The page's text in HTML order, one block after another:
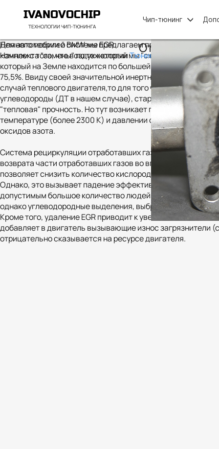
IVANOVOCHIP
ТЕХНОЛОГИИ ЧИП-ТЮНИНГА
Чип-тюнинг
Немного теории о системе EGR.
Начнем с того, что воздух который мы "сжигаем" в ДВС
который на Земле находится по большей части в
75,5%. Ввиду своей значительной инертности азот при
случай теплового двигателя,то для того чтобы иметь
углеводороды (ДТ в нашем случае), стараются сделать
"тепловая" прочность. Но тут возникает проблема - азот.
температуре (более 2300 К) и давлении он окисляется,
оксидов азота.
Система рециркуляции отработавших газов (EGR)
возврата части отработавших газов во впускной
позволяет снизить количество кислорода в топливо-
Однако, это вызывает падение эффективной мощности
допустимым большое количество людей, включая
однако углеводородные выделения, выбросы
Кроме того, удаление EGR приводит к увеличению
добавляет в двигатель вызывающие износ загрязнители
отрицательно сказывается на ресурсе двигателя.
Для автомобилей BMW мы предлагаем програмное
комплекта "замены" по технологииТюнинг - команды
Отключение